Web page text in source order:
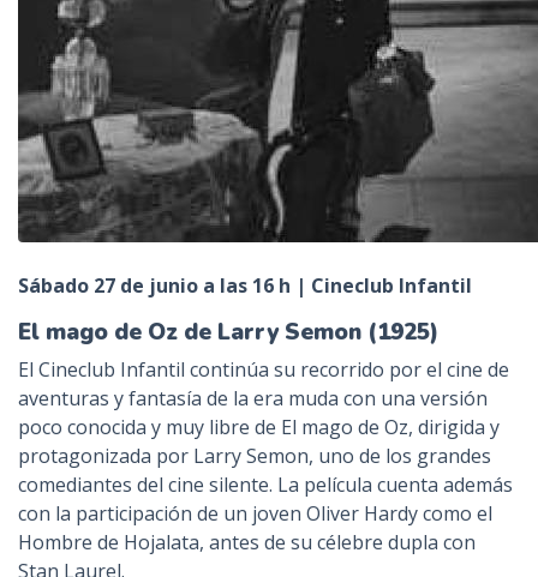
Sábado 27 de junio a las 16 h | Cineclub Infantil
El mago de Oz de Larry Semon (1925)
El Cineclub Infantil continúa su recorrido por el cine de
aventuras y fantasía de la era muda con una versión
poco conocida y muy libre de El mago de Oz, dirigida y
protagonizada por Larry Semon, uno de los grandes
comediantes del cine silente. La película cuenta además
con la participación de un joven Oliver Hardy como el
Hombre de Hojalata, antes de su célebre dupla con
Stan Laurel.